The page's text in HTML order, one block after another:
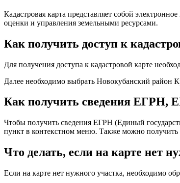
Кадастровая карта представляет собой
оценки и управления земельными ресурсами.
Как получить доступ к
Для получения доступа к кадастровой карте
Далее необходимо выбрать Новокубанский район
Как получить сведения ЕГРН,
Чтобы получить сведения ЕГРН (Единый
пункт в контекстном меню. Также можно получить
Что делать, если на карте нет
Если на карте нет нужного участка, необходимо